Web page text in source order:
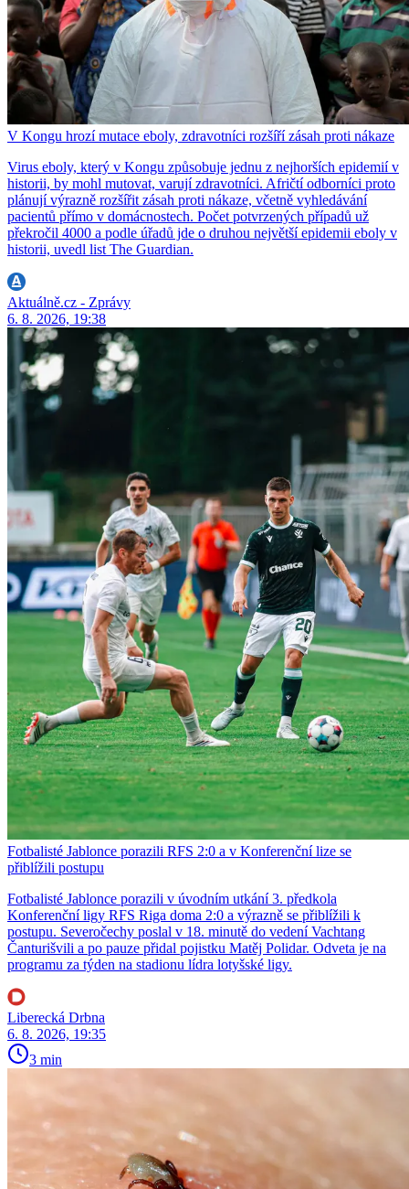
V Kongu hrozí mutace eboly, zdravotníci rozšíří zásah proti nákaze
Virus eboly, který v Kongu způsobuje jednu z nejhorších epidemií v
historii, by mohl mutovat, varují zdravotníci. Afričtí odborníci proto
plánují výrazně rozšířit zásah proti nákaze, včetně vyhledávání
pacientů přímo v domácnostech. Počet potvrzených případů už
překročil 4000 a podle úřadů jde o druhou největší epidemii eboly v
historii, uvedl list The Guardian.
Aktuálně.cz - Zprávy
6. 8. 2026, 19:38
Fotbalisté Jablonce porazili RFS 2:0 a v Konferenční lize se
přiblížili postupu
Fotbalisté Jablonce porazili v úvodním utkání 3. předkola
Konferenční ligy RFS Riga doma 2:0 a výrazně se přiblížili k
postupu. Severočechy poslal v 18. minutě do vedení Vachtang
Čanturišvili a po pauze přidal pojistku Matěj Polidar. Odveta je na
programu za týden na stadionu lídra lotyšské ligy.
Liberecká Drbna
6. 8. 2026, 19:35
3 min